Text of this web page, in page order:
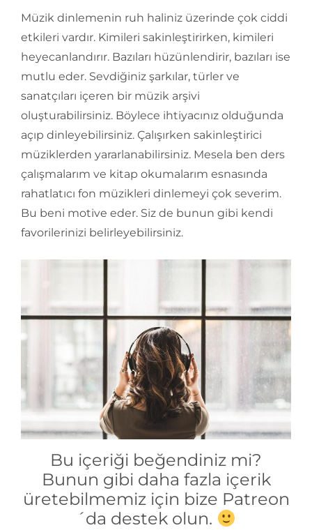
Müzik dinlemenin ruh haliniz üzerinde çok ciddi
etkileri vardır. Kimileri sakinleştirirken, kimileri
heyecanlandırır. Bazıları hüzünlendirir, bazıları ise
mutlu eder. Sevdiğiniz şarkılar, türler ve
sanatçıları içeren bir müzik arşivi
oluşturabilirsiniz. Böylece ihtiyacınız olduğunda
açıp dinleyebilirsiniz. Çalışırken sakinleştirici
müziklerden yararlanabilirsiniz. Mesela ben ders
çalışmalarım ve kitap okumalarım esnasında
rahatlatıcı fon müzikleri dinlemeyi çok severim.
Bu beni motive eder. Siz de bunun gibi kendi
favorilerinizi belirleyebilirsiniz.
Bu içeriği beğendiniz mi?
Bunun gibi daha fazla içerik
üretebilmemiz için bize Patreon
´da destek olun.